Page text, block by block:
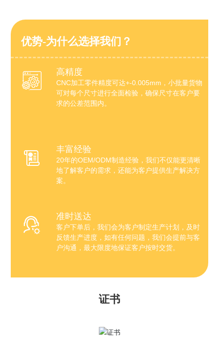
优势-为什么选择我们？
高精度
CNC加工零件精度可达+-0.005mm，小批量货物
可对每个尺寸进行全面检验，确保尺寸在客户要
求的公差范围内。
丰富经验
20年的OEM/ODM制造经验，我们不仅能更清晰
地了解客户的需求，还能为客户提供生产解决方
案。
准时送达
客户下单后，我们会为客户制定生产计划，及时
反馈生产进度，如有任何问题，我们会提前与客
户沟通，最大限度地保证客户按时交货。
证书